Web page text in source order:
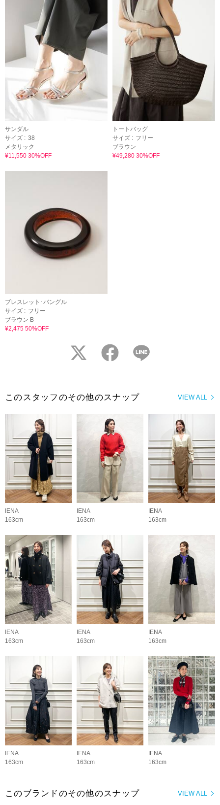
サンダル
サイズ : 38
メタリック
¥11,550 30%OFF
トートバッグ
サイズ : フリー
ブラウン
¥49,280 30%OFF
ブレスレット･バングル
サイズ : フリー
ブラウン B
¥2,475 50%OFF
twitter facebook
VIEW ALL
このスタッフのその他のスナップ
IENA
163cm
IENA
163cm
IENA
163cm
IENA
163cm
IENA
163cm
IENA
163cm
IENA
163cm
IENA
163cm
IENA
163cm
VIEW ALL
このブランドのその他のスナップ